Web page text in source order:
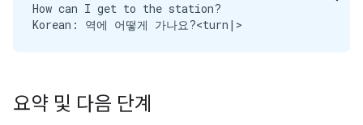
How can I get to the station?
요약 및 다음 단계